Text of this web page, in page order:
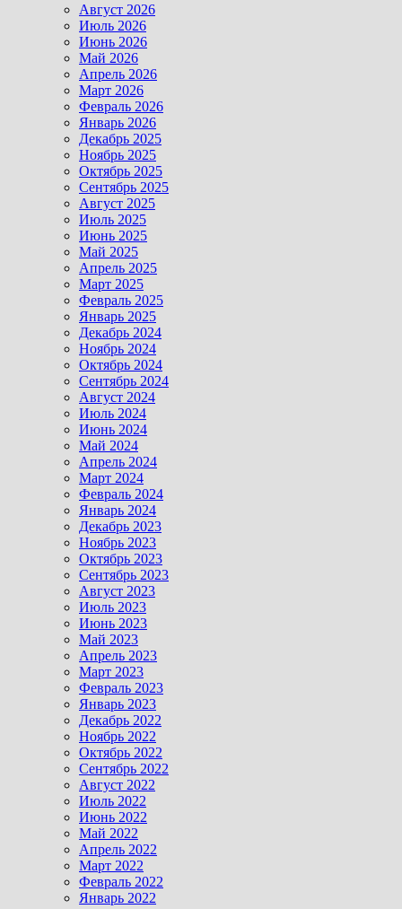
Август 2026
Июль 2026
Июнь 2026
Май 2026
Апрель 2026
Март 2026
Февраль 2026
Январь 2026
Декабрь 2025
Ноябрь 2025
Октябрь 2025
Сентябрь 2025
Август 2025
Июль 2025
Июнь 2025
Май 2025
Апрель 2025
Март 2025
Февраль 2025
Январь 2025
Декабрь 2024
Ноябрь 2024
Октябрь 2024
Сентябрь 2024
Август 2024
Июль 2024
Июнь 2024
Май 2024
Апрель 2024
Март 2024
Февраль 2024
Январь 2024
Декабрь 2023
Ноябрь 2023
Октябрь 2023
Сентябрь 2023
Август 2023
Июль 2023
Июнь 2023
Май 2023
Апрель 2023
Март 2023
Февраль 2023
Январь 2023
Декабрь 2022
Ноябрь 2022
Октябрь 2022
Сентябрь 2022
Август 2022
Июль 2022
Июнь 2022
Май 2022
Апрель 2022
Март 2022
Февраль 2022
Январь 2022